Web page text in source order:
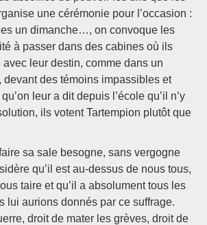
une cérémonie pour l’occasion :
un dimanche…, on convoque les
à passer dans des cabines où ils
leur destin, comme dans un
devant des témoins impassibles et
leur a dit depuis l’école qu’il n’y
ils votent Tartempion plutôt que
sa sale besogne, sans vergogne
qu’il est au-dessus de nous tous,
taire et qu’il a absolument tous les
lui aurions donnés par ce suffrage.
droit de mater les grèves, droit de